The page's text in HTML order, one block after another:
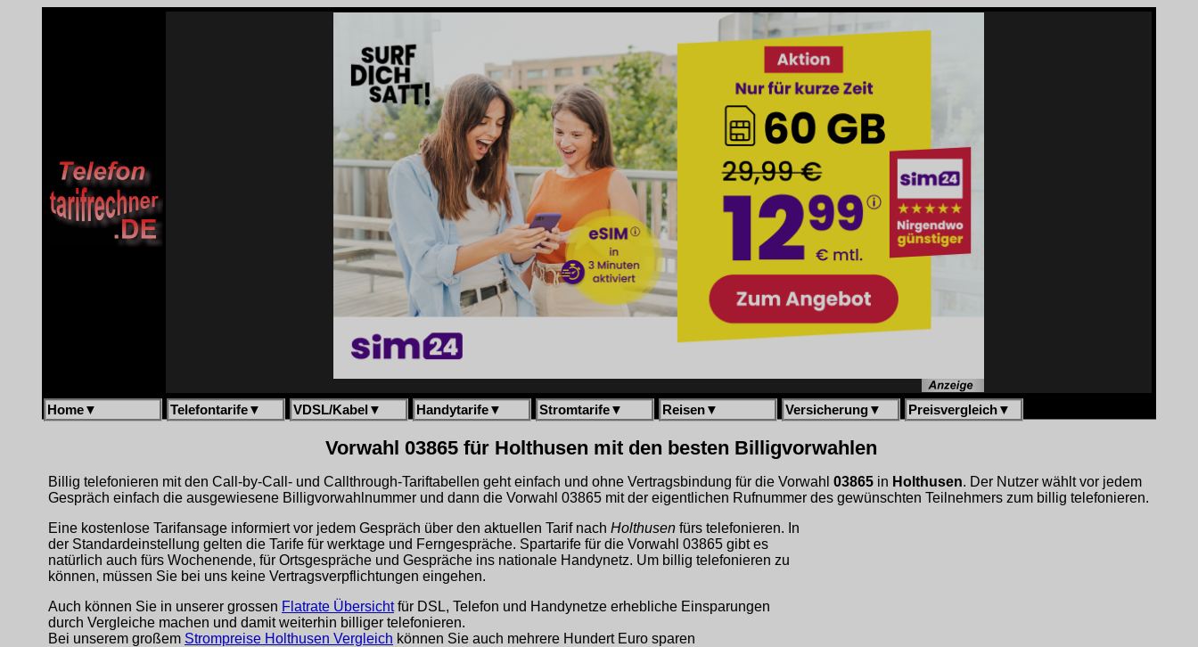
Home▼ Telefontarife▼ VDSL/Kabel ▼ Handytarife▼ Stromtarife▼ Reisen▼ Versicherung▼ Preisvergleich▼
Vorwahl 03865 für Holthusen mit den besten Billigvorwahlen
Billig telefonieren mit den Call-by-Call- und Callthrough-Tariftabellen geht einfach und ohne Vertragsbindung für die Vorwahl 03865 in Holthusen. Der Nutzer wählt vor jedem
Gespräch einfach die ausgewiesene Billigvorwahlnummer und dann die Vorwahl 03865 mit der eigentlichen Rufnummer des gewünschten Teilnehmers zum billig telefonieren.
Eine kostenlose Tarifansage informiert vor jedem Gespräch über den aktuellen Tarif nach Holthusen fürs telefonieren. In
der Standardeinstellung gelten die Tarife für werktage und Ferngespräche. Spartarife für die Vorwahl 03865 gibt es
natürlich auch fürs Wochenende, für Ortsgespräche und Gespräche ins nationale Handynetz. Um billig telefonieren zu
können, müssen Sie bei uns keine Vertragsverpflichtungen eingehen.
Auch können Sie in unserer grossen Flatrate Übersichtfür DSL, Telefon und Handynetze erhebliche Einsparungen
durch Vergleiche machen und damit weiterhin billiger telefonieren.
Bei unserem großem Strompreise Holthusen Vergleich können Sie auch mehrere Hundert Euro sparen